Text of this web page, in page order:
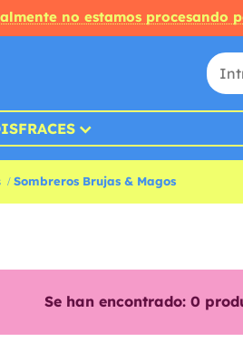
no estamos procesando
Sombreros Brujas & Magos
Se han encontrado: 0